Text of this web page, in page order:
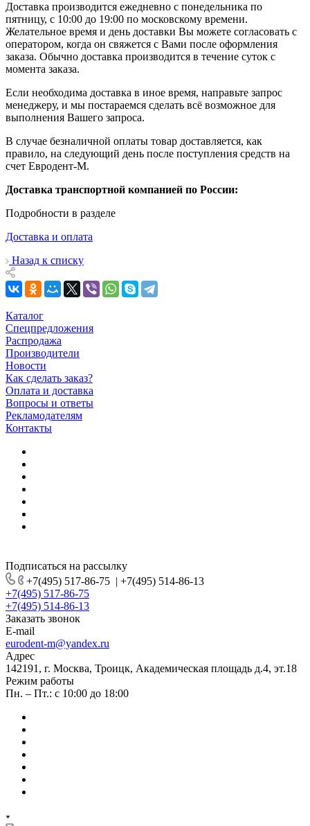
Доставка производится ежедневно с понедельника по
пятницу, с 10:00 до 19:00 по московскому времени.
Желательное время и день доставки Вы можете согласовать с
оператором, когда он свяжется с Вами после оформления
заказа. Обычно доставка производится в течение суток с
момента заказа.
Если необходима доставка в иное время, направьте запрос
менеджеру, и мы постараемся сделать всё возможное для
выполнения Вашего запроса.
В случае безналичной оплаты товар доставляется, как
правило, на следующий день после поступления средств на
счет Евродент-М.
Доставка транспортной компанией по России:
Подробности в разделе
Доставка и оплата
Назад к списку
Каталог
Спецпредложения
Распродажа
Производители
Новости
Как сделать заказ?
Оплата и доставка
Вопросы и ответы
Рекламодателям
Контакты
Подписаться на рассылку
+7(495) 517-86-75 | +7(495) 514-86-13
+7(495) 517-86-75
+7(495) 514-86-13
Заказать звонок
E-mail
eurodent-m@yandex.ru
Адрес
142191, г. Москва, Троицк, Академическая площадь д.4, эт.18
Режим работы
Пн. – Пт.: с 10:00 до 18:00